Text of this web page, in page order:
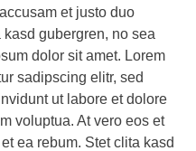
et justo duo
gubergren, no sea
dolor sit amet. Lorem
sadipscing elitr, sed
ut labore et dolore
voluptua. At vero eos et
ea rebum. Stet clita kasd